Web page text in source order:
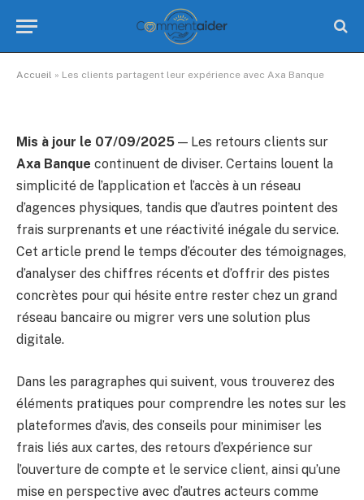
Accueil » Les clients partagent leur expérience avec Axa Banque
expérience avec Axa Banque
Mis à jour le 07/09/2025 — Les retours clients sur
Axa Banque continuent de diviser. Certains louent la
simplicité de l’application et l’accès à un réseau
d’agences physiques, tandis que d’autres pointent des
frais surprenants et une réactivité inégale du service.
Cet article prend le temps d’écouter des témoignages,
d’analyser des chiffres récents et d’offrir des pistes
concrètes pour qui hésite entre rester chez un grand
réseau bancaire ou migrer vers une solution plus
digitale.
Dans les paragraphes qui suivent, vous trouverez des
éléments pratiques pour comprendre les notes sur les
plateformes d’avis, des conseils pour minimiser les
frais liés aux cartes, des retours d’expérience sur
l’ouverture de compte et le service client, ainsi qu’une
mise en perspective avec d’autres acteurs comme